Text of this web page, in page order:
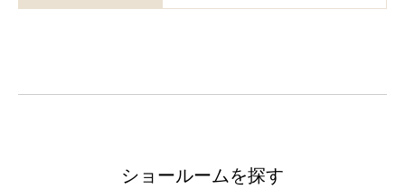
ショールームを探す